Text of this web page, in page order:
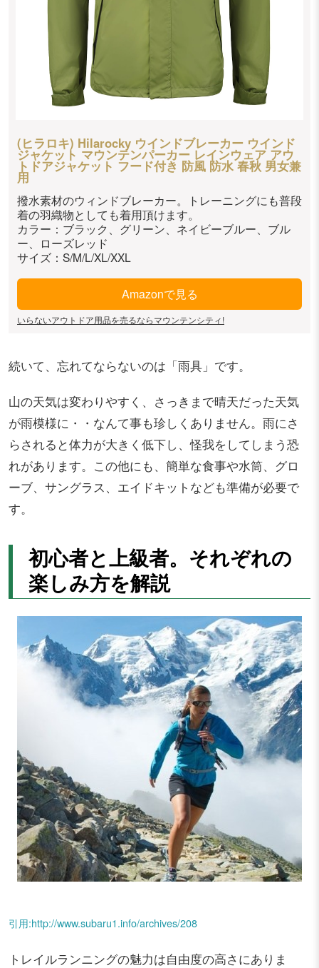
(ヒラロキ) Hilarocky ウインドブレーカー ウインド
ジャケット マウンテンパーカー レインウェア アウ
トドアジャケット フード付き 防風 防水 春秋 男女兼
用
撥水素材のウィンドブレーカー。トレーニングにも普段
着の羽織物としても着用頂けます。
カラー：ブラック、グリーン、ネイビーブルー、ブル
ー、ローズレッド
サイズ：S/M/L/XL/XXL
Amazonで見る
いらないアウトドア用品を売るならマウンテンシティ!
続いて、忘れてならないのは「雨具」です。
山の天気は変わりやすく、さっきまで晴天だった天気
が雨模様に・・なんて事も珍しくありません。雨にさ
らされると体力が大きく低下し、怪我をしてしまう恐
れがあります。この他にも、簡単な食事や水筒、グロ
ーブ、サングラス、エイドキットなども準備が必要で
す。
初心者と上級者。それぞれの
楽しみ方を解説
引用:http://www.subaru1.info/archives/208
トレイルランニングの魅力は自由度の高さにありま